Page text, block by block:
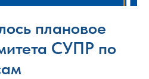
плановое
СУПР по